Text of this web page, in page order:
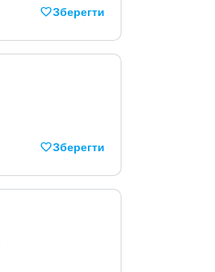
Зберегти
Зберегти